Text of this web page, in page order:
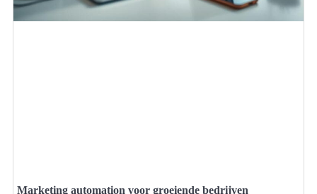
Marketing automation voor groeiende bedrijven